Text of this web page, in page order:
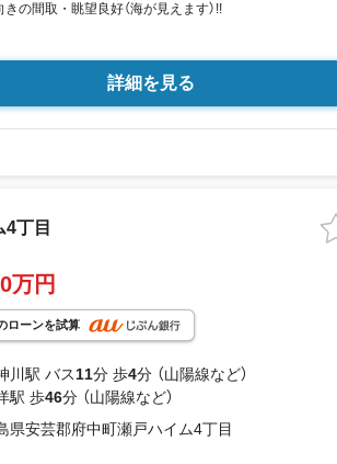
きの間取・眺望良好（海が見えます）!!
はもちろん廿日市から呉・東広島まで6000物件の豊富な
量!!
際に自分自身が住む家を見て納得して買いたい」広告では
まいを通じた出逢いを大切に」をモットーに、創業以来多
お客様に信頼と信用を頂き、広島県下でも有数の不動産
らもこの精神を大切に、お客様へのサポートをさせて頂
会社日東リバティ
0818
市南区段原日出2丁目2-22-2F
詳細を見る
丁目
万円
ローンを試算
川駅 バス11分 歩4分 （山陽線など）
駅 歩46分 （山陽線など）
県安芸郡府中町瀬戸ハイム4丁目